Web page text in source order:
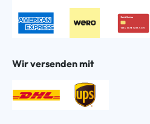
Wir versenden mit